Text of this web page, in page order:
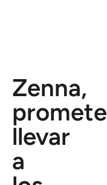
Zenna,
promete
llevar
a